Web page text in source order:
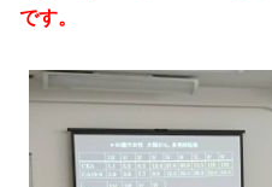
です。